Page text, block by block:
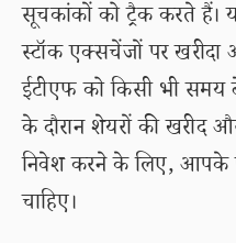
सूचकांकों को ट्रैक करते हैं।
स्टॉक एक्सचेंजों पर
ईटीएफ को किसी भी समय
के दौरान शेयरों की खरीद
निवेश करने के लिए, आपके
चाहिए।